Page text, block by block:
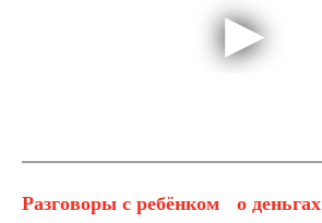
Разговоры с ребёнком о деньгах